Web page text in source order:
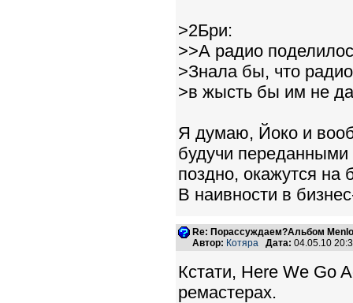
>2Бри:
>>А радио
>Знала бы, что
>в жысть бы им не
Я думаю, Йоко и
будучи переданными
поздно, окажутся на
В наивности в
Re: Порассуждаем?Альбом
Автор: Котяра Дата: 04.05.10
Кстати, Here We Go
ремастерах.